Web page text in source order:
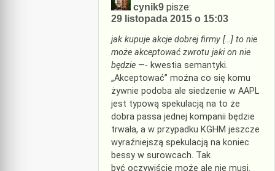
cynik9 pisze:
29 listopada 2015 o 15:03
jak kupuje akcje dobrej firmy […] to nie
może akceptować zwrotu jaki on nie
będzie —- kwestia semantyki.
„Akceptować” można co się komu
żywnie podoba ale siedzenie w AAPL
jest typową spekulacją na to że
dobra passa jednej kompanii będzie
trwała, a w przypadku KGHM jeszcze
wyraźniejszą spekulacją na koniec
bessy w surowcach. Tak
być oczywiście może ale nie musi.